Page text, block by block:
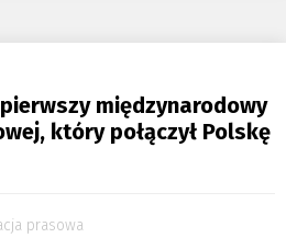
międzynarodowy
który połączył Polskę
prasowa